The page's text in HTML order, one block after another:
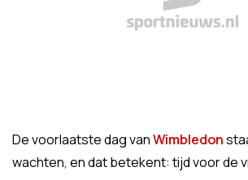
De voorlaatste dag vanWimbledon
wachten, en dat betekent: tijd voor de